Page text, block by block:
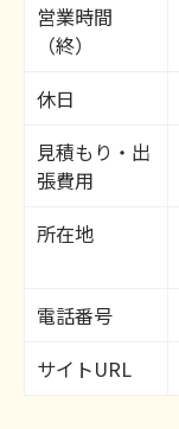
営業時間
（終）
休日
見積もり・出
張費用
所在地
電話番号
サイトURL